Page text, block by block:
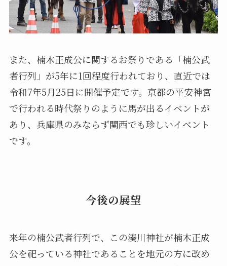
また、楠木正成公に関するお祭りである「楠公武
者行列」が5年に1回程度行われており、直近では
令和7年5月25日に開催予定です。京都の平安神宮
で行われる時代祭りのように馬が出るイベントが
あり、兵庫県のみならず関西でも珍しいイベント
です。
今後の展望
来年の楠公武者行列で、この湊川神社が楠木正成
公を祀っている神社であることを地元の方に改め